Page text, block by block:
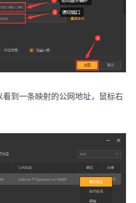
到一条映射的公网地址，鼠标右